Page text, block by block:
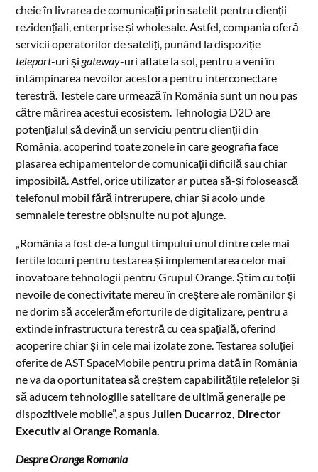
cheie în livrarea de comunicații prin satelit pentru clienții
rezidențiali, enterprise și wholesale. Astfel, compania oferă
servicii operatorilor de sateliți, punând la dispoziție
teleport-uri șigateway-uri aflate la sol, pentru a veni în
întâmpinarea nevoilor acestora pentru interconectare
terestră. Testele care urmează în România sunt un nou pas
către mărirea acestui ecosistem. Tehnologia D2D are
potențialul să devină un serviciu pentru clienții din
România, acoperind toate zonele în care geografia face
plasarea echipamentelor de comunicații dificilă sau chiar
imposibilă. Astfel, orice utilizator ar putea să-și folosească
telefonul mobil fără întrerupere, chiar și acolo unde
semnalele terestre obișnuite nu pot ajunge.
„România a fost de-a lungul timpului unul dintre cele mai
fertile locuri pentru testarea și implementarea celor mai
inovatoare tehnologii pentru Grupul Orange. Știm cu toții
nevoile de conectivitate mereu în creștere ale românilor și
ne dorim să accelerăm eforturile de digitalizare, pentru a
extinde infrastructura terestră cu cea spațială, oferind
acoperire chiar și în cele mai izolate zone. Testarea soluției
oferite de AST SpaceMobile pentru prima dată în România
ne va da oportunitatea să creștem capabilitățile rețelelor și
să aducem tehnologiile satelitare de ultimă generație pe
dispozitivele mobile”, a spusJulien Ducarroz, Director
Executiv al Orange Romania.
Despre Orange Romania